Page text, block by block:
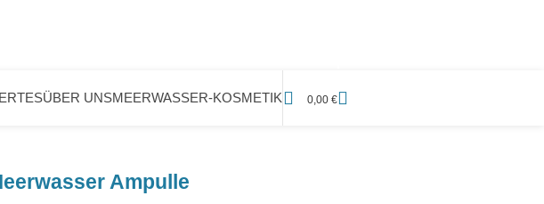
ÜBER UNSMEERWASSER-KOSMETIK 0,00 €
Ampulle